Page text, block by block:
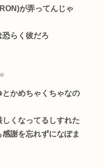
が弄ってんじゃ
恐らく彼だろ
とかめちゃくちゃなの
くなってるしすれた
謝を忘れずになぽま